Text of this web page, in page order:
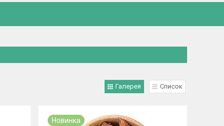
Галерея Список
Новинка